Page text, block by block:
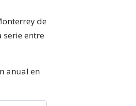
de
serie entre
anual en